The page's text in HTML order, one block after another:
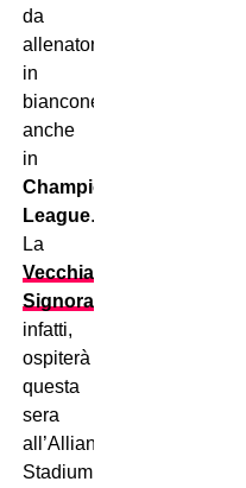
da
allenatore
in
bianconero
anche
in
Champions
League.
La
Vecchia
Signora,
infatti,
ospiterà
questa
sera
all’Allianz
Stadium